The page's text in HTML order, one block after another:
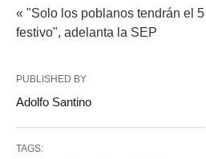
« "Solo los poblanos tendrán el
festivo", adelanta la SEP
PUBLISHED BY
Adolfo Santino
TAGS: